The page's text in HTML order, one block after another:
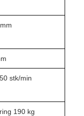
50 stk/min
190 kg